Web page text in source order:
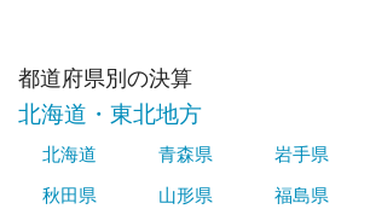
都道府県別の決算
北海道・東北地方
北海道 青森県 岩手県
秋田県
山形県 福島県